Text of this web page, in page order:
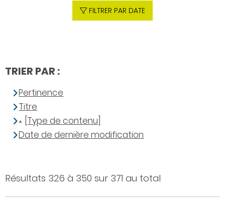
Résultats 326 à 350 sur 371 au total
FILTRER PAR DATE
TRIER PAR :
Pertinence
Titre
[Type de contenu]
Date de dernière modification